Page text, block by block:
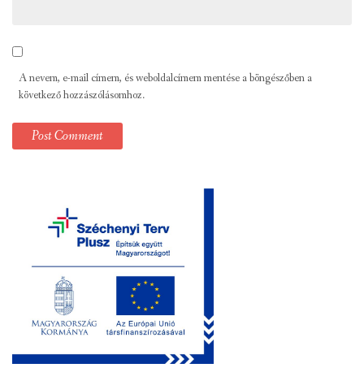
A nevem, e-mail címem, és weboldalcímem mentése a böngészőben a
következő hozzászólásomhoz.